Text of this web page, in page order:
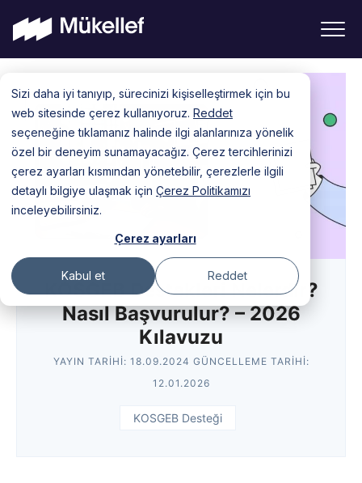
Sizi daha iyi tanıyıp, sürecinizi kişiselleştirmek için bu
web sitesinde çerez kullanıyoruz. Reddet
seçeneğine tıklamanız halinde ilgi alanlarınıza yönelik
özel bir deneyim sunamayacağız. Çerez tercihlerinizi
çerez ayarları kısmından yönetebilir, çerezlerle ilgili
detaylı bilgiye ulaşmak için Çerez Politikamızı
inceleyebilirsiniz.
Çerez ayarları
Kabul et Reddet
content
KOSGEB Destekleri Nelerdir?
Nasıl Başvurulur? – 2026
Kılavuzu
YAYIN TARIHI: 18.09.2024 GÜNCELLEME TARIHI:
12.01.2026
KOSGEB Desteği